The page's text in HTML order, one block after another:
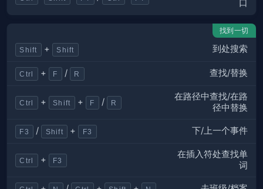
口
找到一切
Shift + Shift 到处搜索
Ctrl + F / R 查找/替换
Ctrl + Shift + F / R
在路径中查找/在路
径中替换
F3 / Shift + F3 下/上一个事件
Ctrl + F3
在插入符处查找单
词